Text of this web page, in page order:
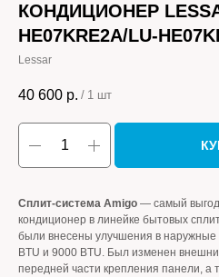
КОНДИЦИОНЕР
HE07KRE2A/LU-
Lessar
40 600 р. / 1 шт
Сплит-система Amigo — самый
кондиционер в линейке бытовых
были внесены улучшения в
BTU и 9000 BTU. Был изменен
передней части крепления панели, а